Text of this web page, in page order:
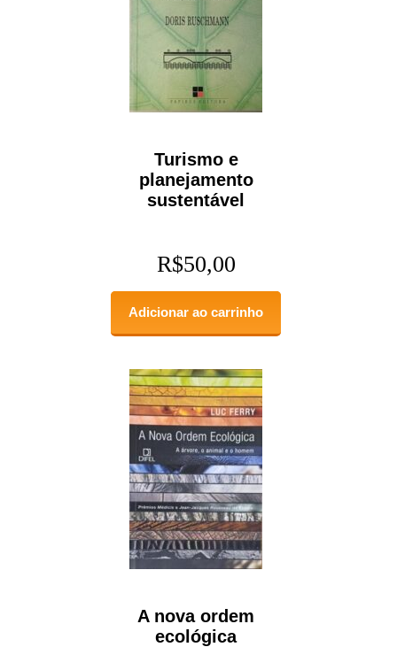
Turismo e
planejamento
sustentável
R$50,00
Adicionar ao carrinho
A nova ordem
ecológica